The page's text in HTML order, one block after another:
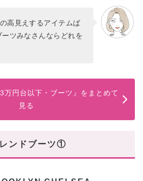
高見えするアイテムば
ツみなさんならどれを
万円台以下・ブーツ』をまとめて
見る
ンドブーツ①